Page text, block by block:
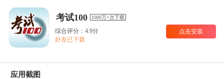
考试100 1000万+次下载
综合评分：4.9分
好友已下载
点击安装
应用截图